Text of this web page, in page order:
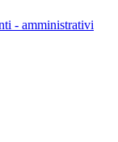
- amministrativi